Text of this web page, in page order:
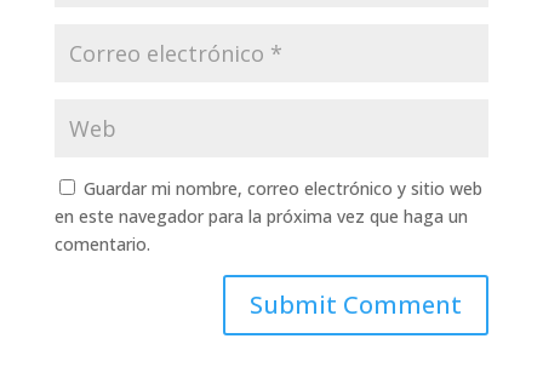
Guardar mi nombre, correo electrónico y sitio web
en este navegador para la próxima vez que haga un
comentario.